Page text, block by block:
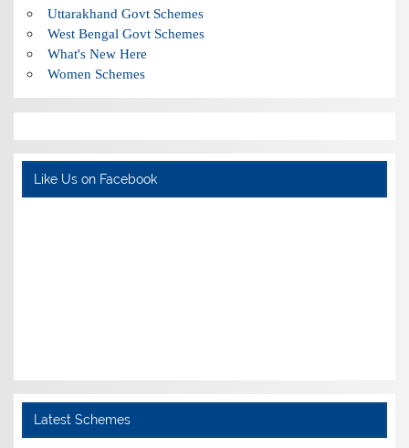
Uttarakhand Govt Schemes
West Bengal Govt Schemes
What's New Here
Women Schemes
Like Us on Facebook
Latest Schemes